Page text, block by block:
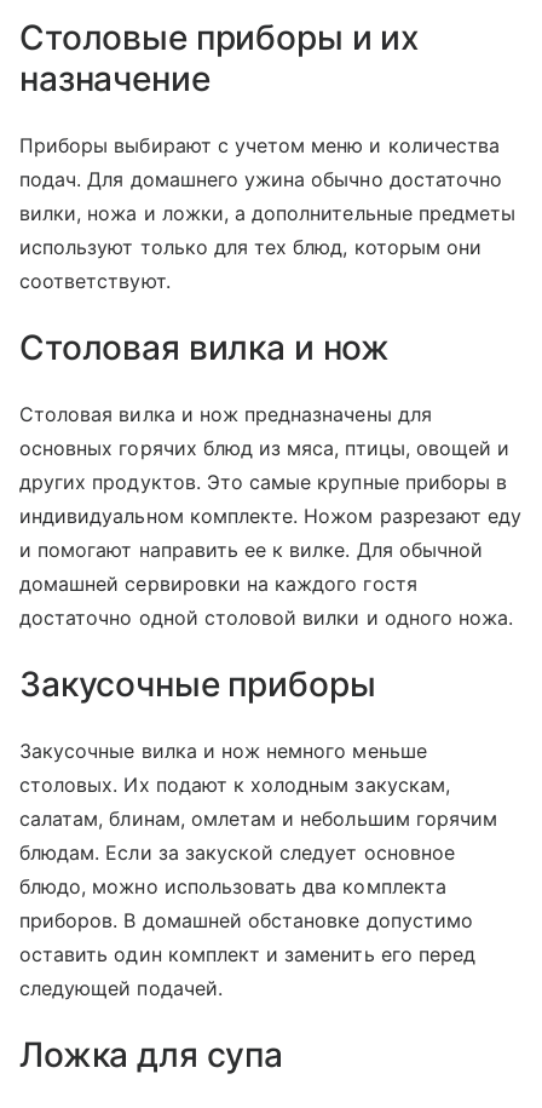
Столовые приборы и их
назначение
Приборы выбирают с учетом меню и количества
подач. Для домашнего ужина обычно достаточно
вилки, ножа и ложки, а дополнительные предметы
используют только для тех блюд, которым они
соответствуют.
Столовая вилка и нож
Столовая вилка и нож предназначены для
основных горячих блюд из мяса, птицы, овощей и
других продуктов. Это самые крупные приборы в
индивидуальном комплекте. Ножом разрезают еду
и помогают направить ее к вилке. Для обычной
домашней сервировки на каждого гостя
достаточно одной столовой вилки и одного ножа.
Закусочные приборы
Закусочные вилка и нож немного меньше
столовых. Их подают к холодным закускам,
салатам, блинам, омлетам и небольшим горячим
блюдам. Если за закуской следует основное
блюдо, можно использовать два комплекта
приборов. В домашней обстановке допустимо
оставить один комплект и заменить его перед
следующей подачей.
Ложка для супа